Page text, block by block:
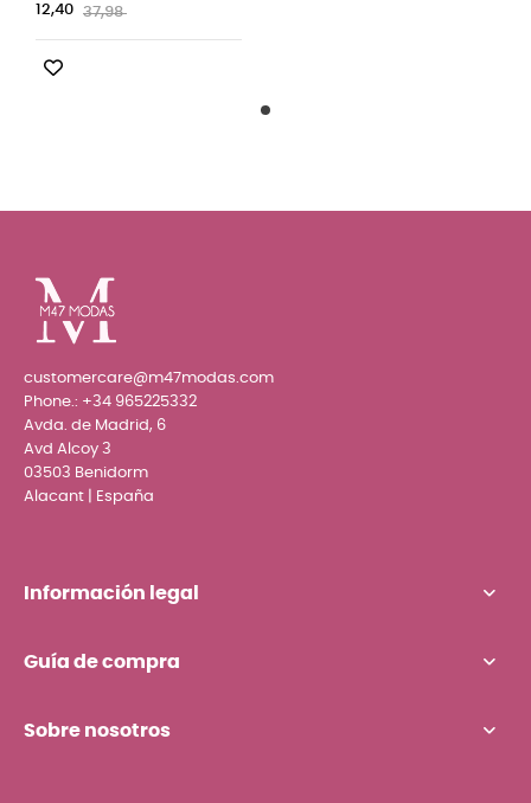
37,98
12,40
customercare@m47modas.com
Phone.: +34 965225332
Avda. de Madrid, 6
Avd Alcoy 3
03503 Benidorm
Alacant | España
Información legal
Guía de compra
Sobre nosotros